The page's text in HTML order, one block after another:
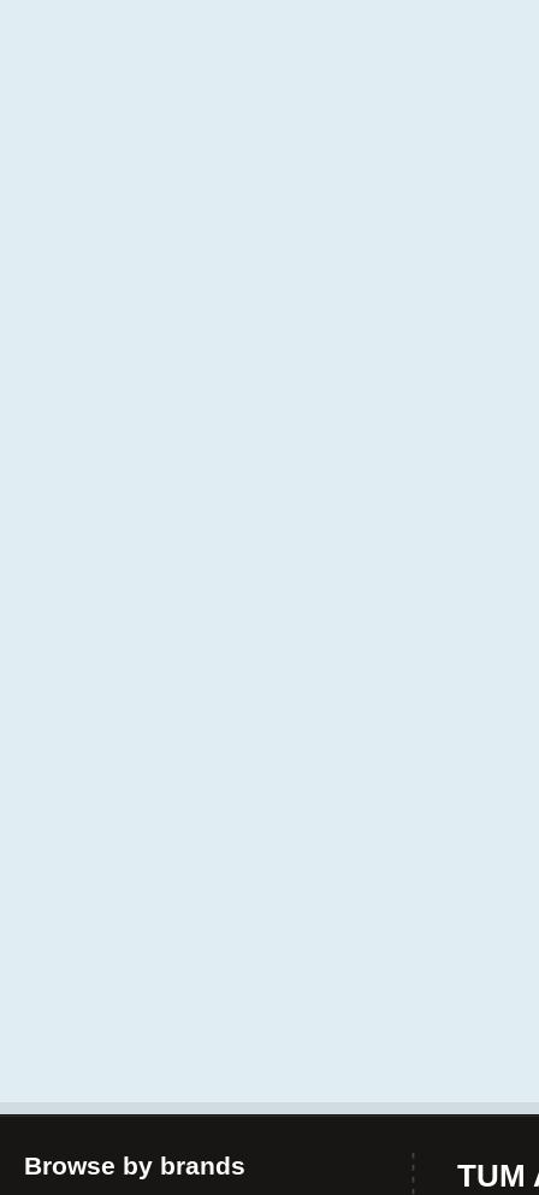
Browse by brands TUM